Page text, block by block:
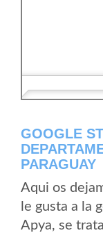
GOOGLE
PARAGUAY
Aqui os
le gusta a la
Apya, se